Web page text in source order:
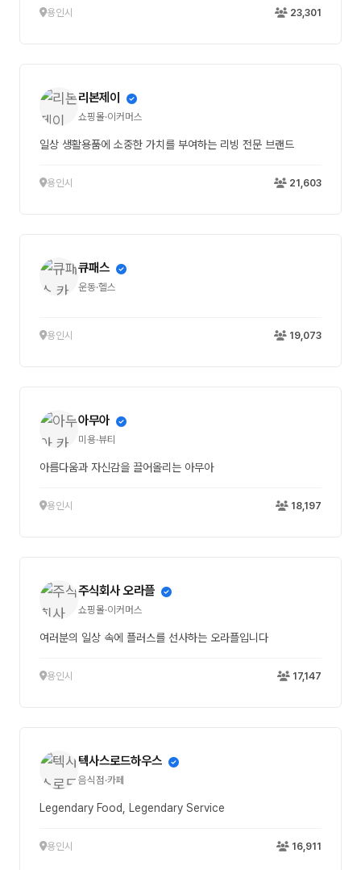
용인시 23,301
리본제이
쇼핑몰·이커머스
일상 생활용품에 소중한 가치를 부여하는 리빙 전문 브랜드
용인시 21,603
큐패스
운동·헬스
용인시 19,073
아무아
미용·뷰티
아름다움과 자신감을 끌어올리는 아무아
용인시 18,197
주식회사 오라플
쇼핑몰·이커머스
여러분의 일상 속에 플러스를 선사하는 오라플입니다
용인시 17,147
텍사스로드하우스
음식점·카페
Legendary Food, Legendary Service
용인시 16,911